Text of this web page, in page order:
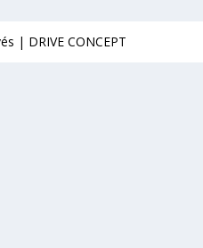
| DRIVE CONCEPT